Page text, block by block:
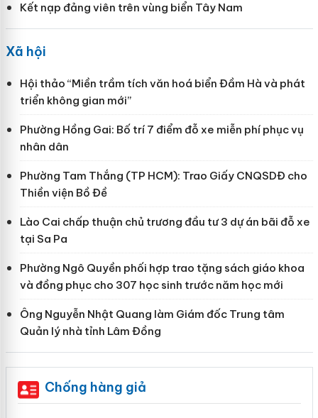
Kết nạp đảng viên trên vùng biển Tây Nam
Xã hội
Hội thảo “Miền trầm tích văn hoá biển Đầm Hà và phát
triển không gian mới”
Phường Hồng Gai: Bố trí 7 điểm đỗ xe miễn phí phục vụ
nhân dân
Phường Tam Thắng (TP HCM): Trao Giấy CNQSDĐ cho
Thiền viện Bồ Đề
Lào Cai chấp thuận chủ trương đầu tư 3 dự án bãi đỗ xe
tại Sa Pa
Phường Ngô Quyền phối hợp trao tặng sách giáo khoa
và đồng phục cho 307 học sinh trước năm học mới
Ông Nguyễn Nhật Quang làm Giám đốc Trung tâm
Quản lý nhà tỉnh Lâm Đồng
Chống hàng giả